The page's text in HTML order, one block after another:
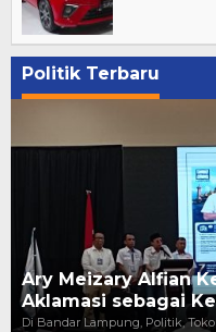
Politik Terbaru
Ary Meizary Alfian
Aklamasi sebagai
Di Bandar Lampung, Politik,